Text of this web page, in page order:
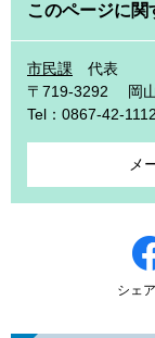
このページに
市民課
代表
〒719-3292
岡
Tel：0867-42-1112
メ
シェ